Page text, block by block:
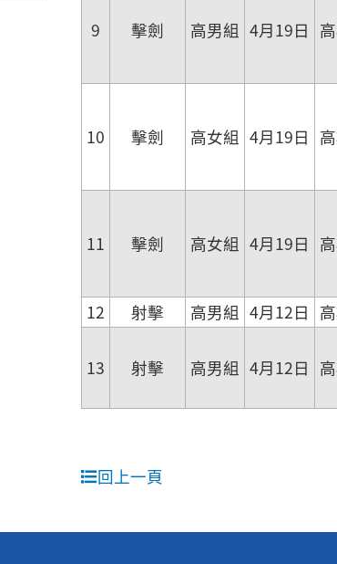
9 擊劍 高男組 4月19日
10 擊劍 高女組 4月19日
11 擊劍 高女組 4月19日
12 射擊 高男組 4月12日
13 射擊 高男組 4月12日
回上一頁